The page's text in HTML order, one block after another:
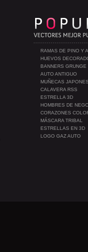
RAMAS DE PINO Y
HUEVOS
BANNERS GRUNGE
AUTO ANTIGUO
MUÑECAS
CALAVERA RSS
ESTRELLA 3D
HOMBRES DE
CORAZONES
MÁSCARA TRIBAL
ESTRELLAS EN 3D
LOGO GAZ AUTO